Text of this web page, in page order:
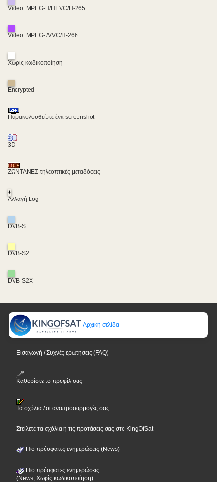
Video: MPEG-H/HEVC/H-265
Video: MPEG-I/VVC/H-266
Χωρίς κωδικοποίηση
Encrypted
Παρακολουθείστε ένα screenshot
3D
ΖΩΝΤΑΝΕΣ τηλεοπτικές μεταδόσεις
+
Αλλαγή Log
DVB-S
DVB-S2
DVB-S2X
Αρχική σελίδα
Εισαγωγή / Συχνές ερωτήσεις (FAQ)
Καθορίστε το προφίλ σας
Τα σχόλια / οι αναπροσαρμογές σας
Στείλετε τα σχόλια ή τις προτάσεις σας στο KingOfSat
Πιο πρόσφατες ενημερώσεις (News)
Πιο πρόσφατες ενημερώσεις
(News, Χωρίς κωδικοποίηση)